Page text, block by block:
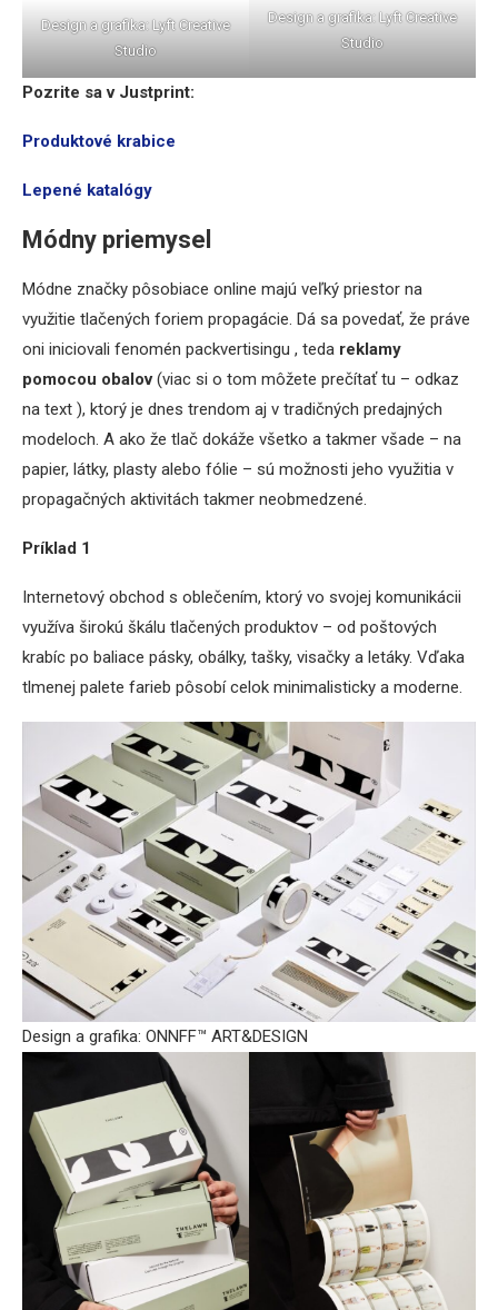
Design a grafika: Lyft Creative
Studio
Design a grafika: Lyft Creative
Studio
Pozrite sa v Justprint:
Produktové krabice
Lepené katalógy
Módny priemysel
Módne značky pôsobiace online majú veľký priestor na
využitie tlačených foriem propagácie. Dá sa povedať, že práve
oni iniciovali fenomén packvertisingu , teda reklamy
pomocou obalov(viac si o tom môžete prečítať tu – odkaz
na text ), ktorý je dnes trendom aj v tradičných predajných
modeloch. A ako že tlač dokáže všetko a takmer všade – na
papier, látky, plasty alebo fólie – sú možnosti jeho využitia v
propagačných aktivitách takmer neobmedzené.
Príklad 1
Internetový obchod s oblečením, ktorý vo svojej komunikácii
využíva širokú škálu tlačených produktov – od poštových
krabíc po baliace pásky, obálky, tašky, visačky a letáky. Vďaka
tlmenej palete farieb pôsobí celok minimalisticky a moderne.
Design a grafika: ONNFF™ ART&DESIGN